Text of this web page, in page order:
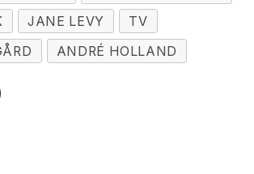
JANE LEVY
TV
ANDRÉ HOLLAND